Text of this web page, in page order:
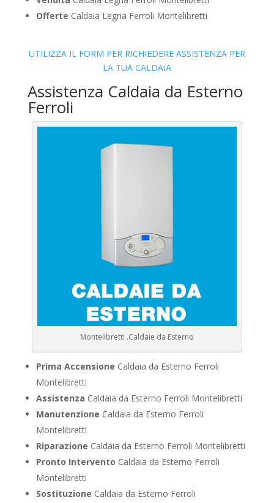
Offerte Caldaia Legna Ferroli Montelibretti
UTILIZZA IL FORM PER RICHIEDERE ASSISTENZA PER
LA TUA CALDAIA
Assistenza Caldaia da Esterno
Ferroli
Montelibretti .Caldaie da Esterno
Prima Accensione Caldaia da Esterno Ferroli
Montelibretti
Assistenza Caldaia da Esterno Ferroli Montelibretti
Manutenzione Caldaia da Esterno Ferroli
Montelibretti
Riparazione Caldaia da Esterno Ferroli Montelibretti
Pronto Intervento Caldaia da Esterno Ferroli
Montelibretti
Sostituzione Caldaia da Esterno Ferroli